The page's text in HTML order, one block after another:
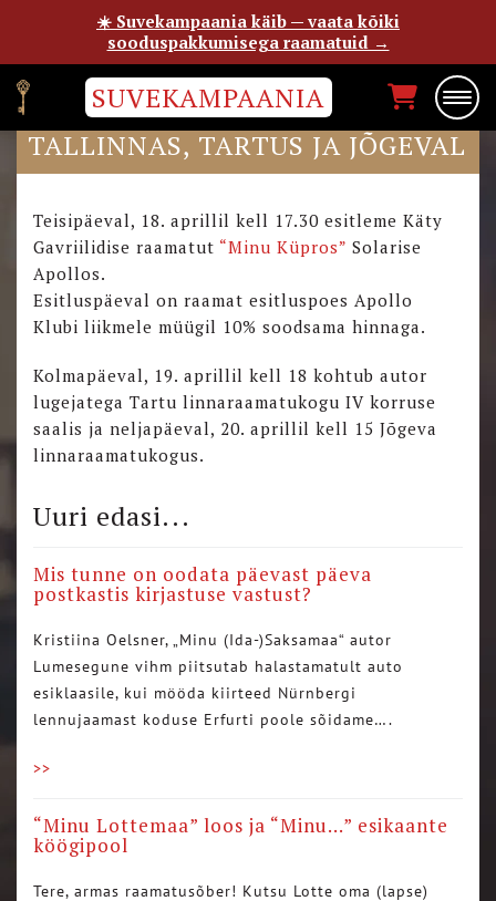
SUVEKAMPAANIA
“MINU KÜPROSE” ESITLUSED
TALLINNAS, TARTUS JA JÕGEVAL
Teisipäeval, 18. aprillil kell 17.30 esitleme Käty
Gavriilidise raamatut “Minu Küpros” Solarise
Apollos.
Esitluspäeval on raamat esitluspoes Apollo
Klubi liikmele müügil 10% soodsama hinnaga.
Kolmapäeval, 19. aprillil kell 18 kohtub autor
lugejatega Tartu linnaraamatukogu IV korruse
saalis ja neljapäeval, 20. aprillil kell 15 Jõgeva
linnaraamatukogus.
Uuri edasi...
Mis tunne on oodata päevast päeva
postkastis kirjastuse vastust?
Kristiina Oelsner, „Minu (Ida-)Saksamaa“ autor
Lumesegune vihm piitsutab halastamatult auto
esiklaasile, kui mööda kiirteed Nürnbergi
lennujaamast koduse Erfurti poole sõidame….
>>
“Minu Lottemaa” loos ja “Minu…” esikaante
köögipool
Tere, armas raamatusõber! Kutsu Lotte oma (lapse)
☀️ Suvekampaania käib — vaata kõiki
sooduspakkumisega raamatuid →